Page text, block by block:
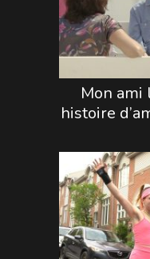
Mon ami
histoire